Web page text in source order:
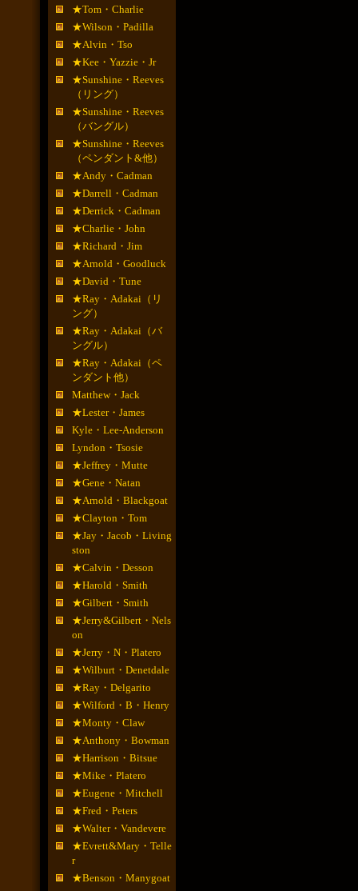
★Tom・Charlie
★Wilson・Padilla
★Alvin・Tso
★Kee・Yazzie・Jr
★Sunshine・Reeves
（リング）
★Sunshine・Reeves
（バングル）
★Sunshine・Reeves
（ペンダント&他）
★Andy・Cadman
★Darrell・Cadman
★Derrick・Cadman
★Charlie・John
★Richard・Jim
★Arnold・Goodluck
★David・Tune
★Ray・Adakai（リ
ング）
★Ray・Adakai（バ
ングル）
★Ray・Adakai（ペ
ンダント他）
Matthew・Jack
★Lester・James
Kyle・Lee-Anderson
Lyndon・Tsosie
★Jeffrey・Mutte
★Gene・Natan
★Arnold・Blackgoat
★Clayton・Tom
★Jay・Jacob・Living
ston
★Calvin・Desson
★Harold・Smith
★Gilbert・Smith
★Jerry&Gilbert・Nels
on
★Jerry・N・Platero
★Wilburt・Denetdale
★Ray・Delgarito
★Wilford・B・Henry
★Monty・Claw
★Anthony・Bowman
★Harrison・Bitsue
★Mike・Platero
★Eugene・Mitchell
★Fred・Peters
★Walter・Vandevere
★Evrett&Mary・Telle
r
★Benson・Manygoat